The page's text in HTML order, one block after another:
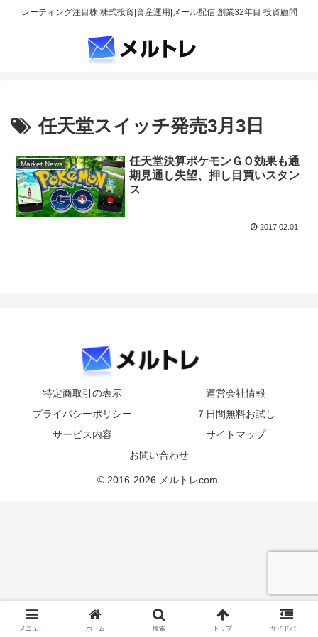
レーティング注目株|株式投資|資産運用|メール配信|創業32年目 投資顧問
任天堂スイッチ発売3月3日
Market News
任天堂決算ポケモンＧＯ効果も通
期見通し失望、押し目買いスタン
ス
2017.02.01
特定商取引の表示
運営会社情報
プライバシーポリシー
７日間無料お試し
サービス内容
サイトマップ
お問い合わせ
© 2016-2026 メルトレcom.
メニュー ホーム 検索 トップ サイドバー